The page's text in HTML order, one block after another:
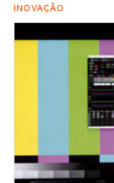
INOVAÇÃO